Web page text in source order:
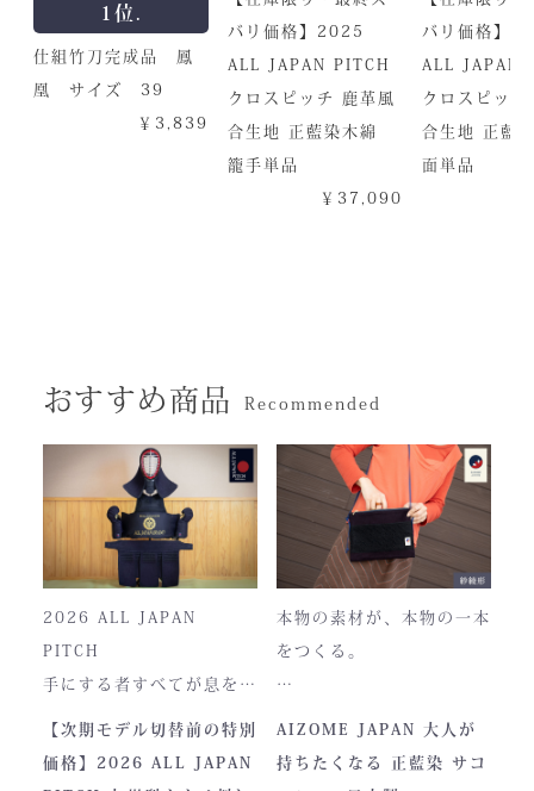
1位.
仕組竹刀完成品 鳳
凰 サイズ 39
￥3,839
バリ価格】2025
ALL JAPAN PITCH
クロスピッチ 鹿革風
合生地 正藍染木綿
籠手単品
￥37,090
バリ価格】
ALL JAPAN
クロスピッ
合生地 正
面単品
おすすめ商品 Recommended
2026 ALL JAPAN
PITCH
手にする者すべてが息をの
む、現代剣道具の頂点。一
【次期モデル切替前の特別
価格】2026 ALL JAPAN
本物の素材が、本物の一本
をつくる。
AIZOME JAPAN 大人が
持ちたくなる 正藍染 サコ